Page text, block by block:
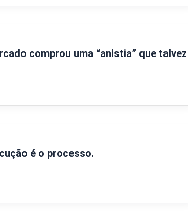
comprou uma “anistia” que talvez
é o processo.